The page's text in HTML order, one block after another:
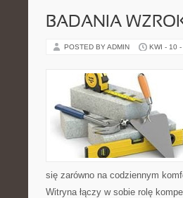
BADANIA
POSTED BY ADMIN KWI - 10
się zarówno na codziennym
Witryna łączy w sobie rolę